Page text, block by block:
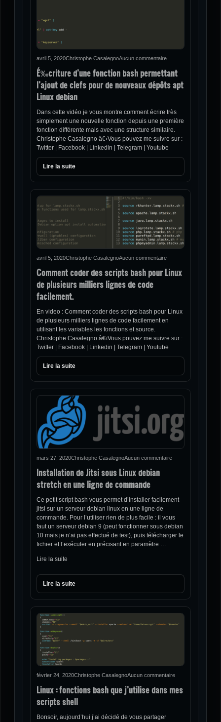
avril 5, 2020Christophe CasalegnoAucun commentaire
É‰criture d’une fonction bash permettant
l’ajout de clefs pour de nouveaux dépôts apt
Linux debian
Dans cette vidéo je vous montre comment écrire très
simplement une nouvelle fonction depuis une première
fonction différente mais avec une structure similaire.
Christophe Casalegno â€‹Vous pouvez me suivre sur :
Twitter | Facebook | Linkedin | Telegram | Youtube
Lire la suite
avril 5, 2020Christophe CasalegnoAucun commentaire
Comment coder des scripts bash pour Linux
de plusieurs milliers lignes de code
facilement.
En video : Comment coder des scripts bash pour Linux
de plusieurs milliers lignes de code facilement en
utilisant les variables les fonctions et source.
Christophe Casalegno â€‹Vous pouvez me suivre sur :
Twitter | Facebook | Linkedin | Telegram | Youtube
Lire la suite
mars 27, 2020Christophe CasalegnoAucun commentaire
Installation de Jitsi sous Linux debian
stretch en une ligne de commande
Ce petit script bash vous permet d’installer facilement
jitsi sur un serveur debian linux en une ligne de
commande. Pour l’utiliser rien de plus facile : il vous
faut un serveur debian 9 (peut fonctionner sous debian
10 mais je n’ai pas effectué de test), puis télécharger le
fichier et l’exécuter en précisant en paramètre …
Lire la suite
Lire la suite
février 24, 2020Christophe CasalegnoAucun commentaire
Linux : fonctions bash que j’utilise dans mes
scripts shell
Bonsoir, aujourd’hui j’ai décidé de vous partager